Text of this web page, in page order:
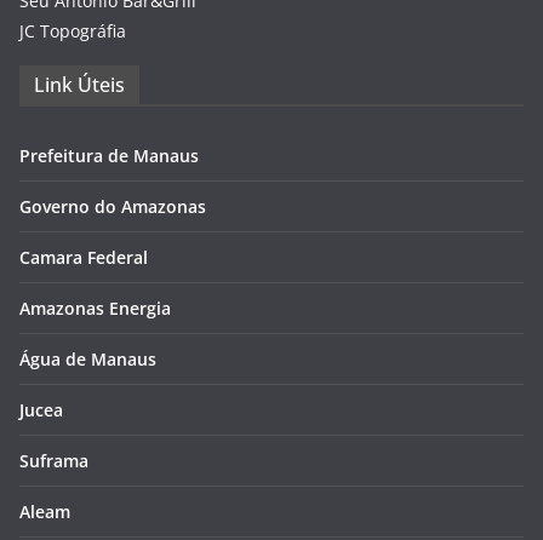
JC Topográfia
Link Úteis
Prefeitura de Manaus
Governo do Amazonas
Camara Federal
Amazonas Energia
Água de Manaus
Jucea
Suframa
Aleam